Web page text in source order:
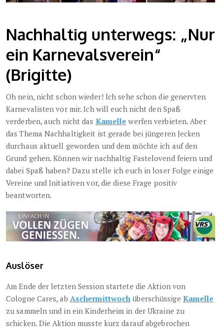
Nachhaltig unterwegs: „Nur
ein Karnevalsverein“
(Brigitte)
Oh nein, nicht schon wieder! Ich sehe schon die genervten
Karnevalisten vor mir. Ich will euch nicht den Spaß
verderben, auch nicht das Kamelle werfen verbieten. Aber
das Thema Nachhaltigkeit ist gerade bei jüngeren Jecken
durchaus aktuell geworden und dem möchte ich auf den
Grund gehen. Können wir nachhaltig Fastelovend feiern und
dabei Spaß haben? Dazu stelle ich euch in loser Folge einige
Vereine und Initiativen vor, die diese Frage positiv
beantworten.
Auslöser
Am Ende der letzten Session startete die Aktion von
Cologne Cares, ab Aschermittwochüberschüssige Kamelle
zu sammeln und in ein Kinderheim in der Ukraine zu
schicken. Die Aktion musste kurz darauf abgebrochen